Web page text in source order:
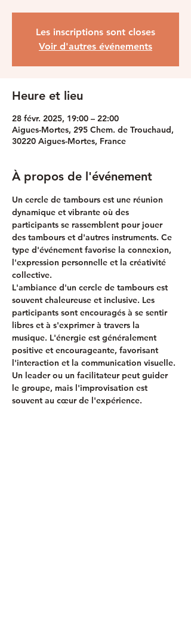
Les inscriptions sont closes
Voir d'autres événements
Heure et lieu
28 févr. 2025, 19:00 – 22:00
Aigues-Mortes, 295 Chem. de Trouchaud,
30220 Aigues-Mortes, France
À propos de l'événement
Un cercle de tambours est une réunion
dynamique et vibrante où des
participants se rassemblent pour jouer
des tambours et d'autres instruments. Ce
type d'événement favorise la connexion,
l'expression personnelle et la créativité
collective.
L'ambiance d'un cercle de tambours est
souvent chaleureuse et inclusive. Les
participants sont encouragés à se sentir
libres et à s'exprimer à travers la
musique. L'énergie est généralement
positive et encourageante, favorisant
l'interaction et la communication visuelle.
Un leader ou un facilitateur peut guider
le groupe, mais l'improvisation est
souvent au cœur de l'expérience.